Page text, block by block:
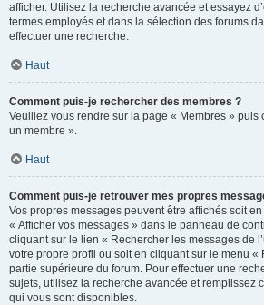
afficher. Utilisez la recherche avancée et essayez
termes employés et dans la sélection des forums
effectuer une recherche.
Haut
Comment puis-je rechercher des membres ?
Veuillez vous rendre sur la page « Membres » puis
un membre ».
Haut
Comment puis-je retrouver mes propres
Vos propres messages peuvent être affichés soit
« Afficher vos messages » dans le panneau de
cliquant sur le lien « Rechercher les messages de
votre propre profil ou soit en cliquant sur le menu «
partie supérieure du forum. Pour effectuer une
sujets, utilisez la recherche avancée et remplissez
qui vous sont disponibles.